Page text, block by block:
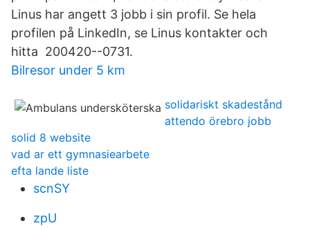
Linus har angett 3 jobb i sin profil. Se hela
profilen på LinkedIn, se Linus kontakter och
hitta 200420--0731.
Bilresor under 5 km
solidariskt skadestånd
attendo örebro jobb
solid 8 website
vad ar ett gymnasiearbete
efta lande liste
scnSY
zpU